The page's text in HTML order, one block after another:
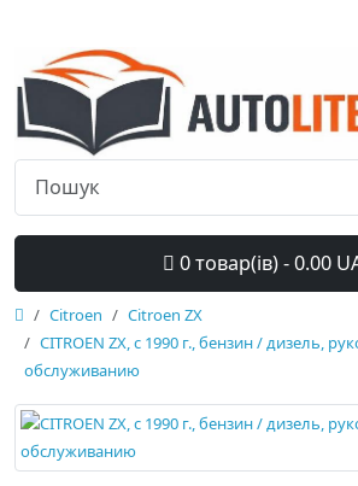
0 товар(ів) - 0.00
Citroen
Citroen ZX
CITROEN ZX, с 1990 г., бензин / дизель,
обслуживанию